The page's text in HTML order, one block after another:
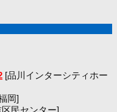
[品川インターシティホー
岡]